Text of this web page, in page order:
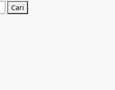
Cari